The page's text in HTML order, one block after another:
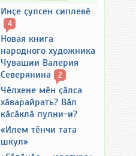
Инҫе ҫулсен сиплевӗ
4
Новая книга
народного художника
Чувашии Валерия
Северянина
2
Чӗлхене мӗн ҫӑлса
хӑварайрать? Вӑл
кӑсӑклӑ пулни-и?
«Илем тӗнчи тата
шкул»